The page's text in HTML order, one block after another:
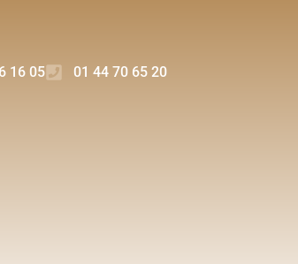
16 05 01 44 70 65 20